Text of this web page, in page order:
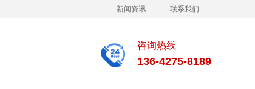
新闻资讯 联系我们
咨询热线
136-4275-8189